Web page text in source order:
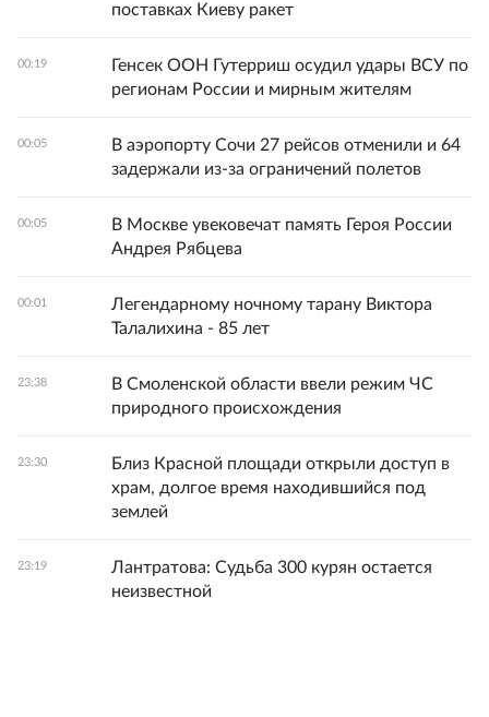
поставках Киеву ракет
00:19
Генсек ООН Гутерриш осудил удары ВСУ по
регионам России и мирным жителям
00:05
В аэропорту Сочи 27 рейсов отменили и 64
задержали из-за ограничений полетов
00:05
В Москве увековечат память Героя России
Андрея Рябцева
00:01
Легендарному ночному тарану Виктора
Талалихина - 85 лет
23:38
В Смоленской области ввели режим ЧС
природного происхождения
23:30
Близ Красной площади открыли доступ в
храм, долгое время находившийся под
землей
23:19
Лантратова: Судьба 300 курян остается
неизвестной